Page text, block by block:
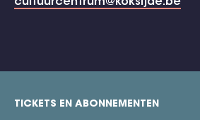
footer
TICKETS EN ABONNEMENTEN